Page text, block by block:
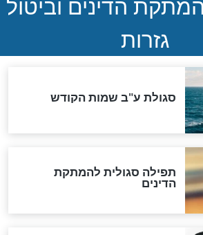
בדרום לבנון
החשאי של טראמפ
בלי שקיפות ועם הרבה
שאלה
האבוד שנחשף
מוסקבה: כתב היד
של הרשב"ם התגלה